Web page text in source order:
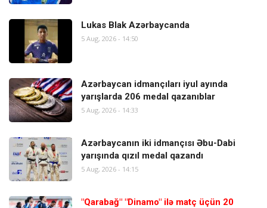
Lukas Blak Azərbaycanda
5 Aug, 2026 - 14:50
Azərbaycan idmançıları iyul ayında
yarışlarda 206 medal qazanıblar
5 Aug, 2026 - 14:33
Azərbaycanın iki idmançısı Əbu-Dabi
yarışında qızıl medal qazandı
5 Aug, 2026 - 14:15
"Qarabağ" "Dinamo" ilə matç üçün 20